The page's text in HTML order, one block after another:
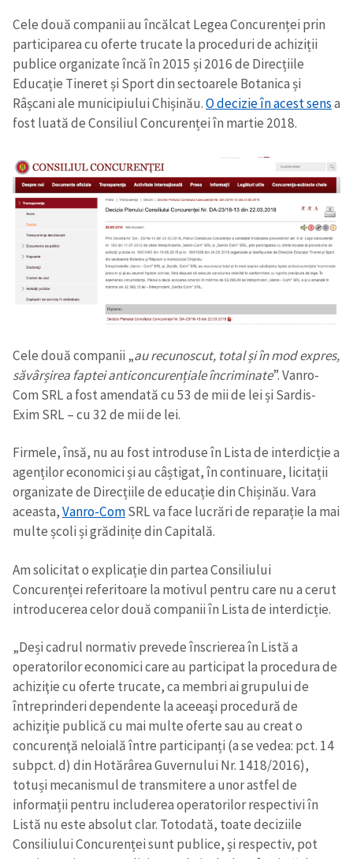
Cele două companii au încălcat Legea Concurenței prin
participarea cu oferte trucate la proceduri de achiziții
publice organizate încă în 2015 și 2016 de Direcțiile
Educație Tineret și Sport din sectoarele Botanica și
Râșcani ale municipiului Chișinău.O decizie în acest sensa
fost luată de Consiliul Concurenței în martie 2018.
Cele două companii „au recunoscut, total și în mod expres,
săvârșirea faptei anticoncurențiale încriminate”. Vanro-
Com SRL a fost amendată cu 53 de mii de lei și Sardis-
Exim SRL – cu 32 de mii de lei.
Firmele, însă, nu au fost introduse în Lista de interdicție a
agenților economici și au câștigat, în continuare, licitații
organizate de Direcțiile de educație din Chișinău. Vara
aceasta,Vanro-ComSRL va face lucrări de reparație la mai
multe școli și grădinițe din Capitală.
Am solicitat o explicație din partea Consiliului
Concurenței referitoare la motivul pentru care nu a cerut
introducerea celor două companii în Lista de interdicție.
„Deși cadrul normativ prevede înscrierea în Listă a
operatorilor economici care au participat la procedura de
achiziţie cu oferte trucate, ca membri ai grupului de
întreprinderi dependente la aceeaşi procedură de
achiziţie publică cu mai multe oferte sau au creat o
concurenţă neloială între participanți (a se vedea: pct. 14
subpct. d) din Hotărârea Guvernului Nr. 1418/2016),
totuși mecanismul de transmitere a unor astfel de
informații pentru includerea operatorilor respectivi în
Listă nu este absolut clar. Totodată, toate deciziile
Consiliului Concurenței sunt publice, și respectiv, pot
ȘTIREA MEA
Titlu știre
+ Adaugă titlu
Fotografie
+ Încarcă imagine
Link media
+ Link media
Mesajul știrei
+ Mesajul știrei